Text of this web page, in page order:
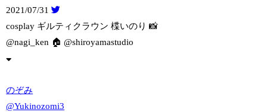
2021/07/31
cosplay ギルティクラウン 楪いのり 📸
@nagi_ken 🏠 @shiroyamastudio
のぞみ
@Yukinozomi3